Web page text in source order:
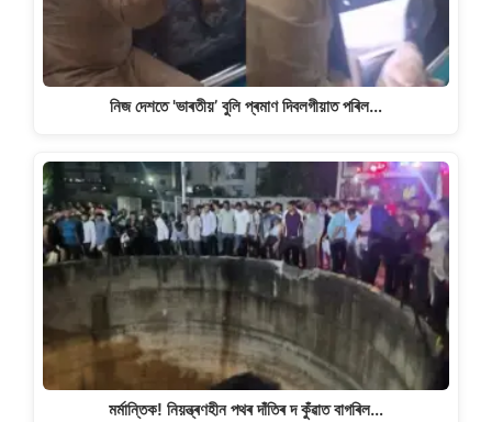
নিজ দেশতে 'ভাৰতীয়’ বুলি প্ৰমাণ দিবলগীয়াত পৰিল…
মৰ্মান্তিক! নিয়ন্ত্ৰণহীন পথৰ দাঁতিৰ দ কুঁৱাত বাগৰিল…